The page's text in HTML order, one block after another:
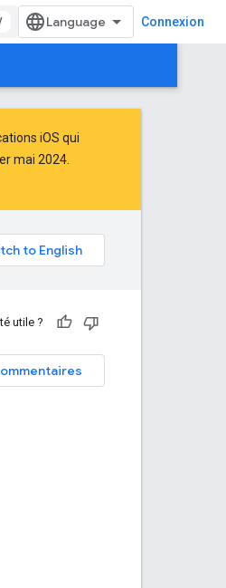
Connexion
iOS qui
mai 2024.
utile ?